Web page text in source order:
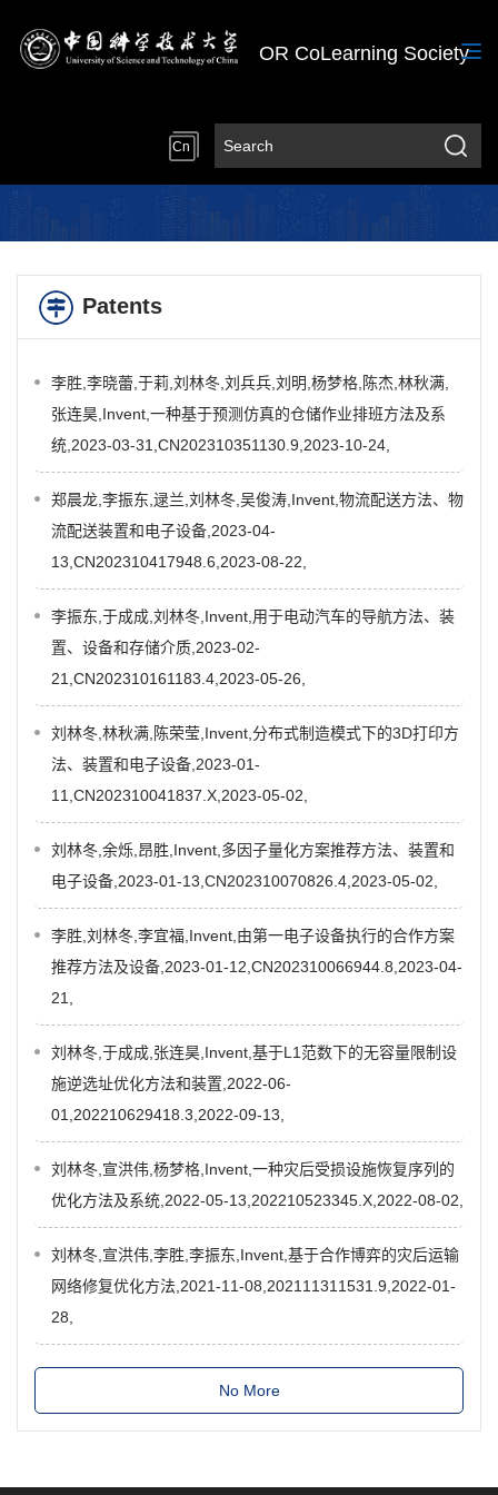
OR CoLearning Society
Cn
Patents
李胜,李晓蕾,于莉,刘林冬,刘兵兵,刘明,杨梦格,陈杰,林秋满,
张连昊,Invent,一种基于预测仿真的仓储作业排班方法及系
统,2023-03-31,CN202310351130.9,2023-10-24,
郑晨龙,李振东,逯兰,刘林冬,吴俊涛,Invent,物流配送方法、物
流配送装置和电子设备,2023-04-
13,CN202310417948.6,2023-08-22,
李振东,于成成,刘林冬,Invent,用于电动汽车的导航方法、装
置、设备和存储介质,2023-02-
21,CN202310161183.4,2023-05-26,
刘林冬,林秋满,陈荣莹,Invent,分布式制造模式下的3D打印方
法、装置和电子设备,2023-01-
11,CN202310041837.X,2023-05-02,
刘林冬,余烁,昂胜,Invent,多因子量化方案推荐方法、装置和
电子设备,2023-01-13,CN202310070826.4,2023-05-02,
李胜,刘林冬,李宜福,Invent,由第一电子设备执行的合作方案
推荐方法及设备,2023-01-12,CN202310066944.8,2023-04-
21,
刘林冬,于成成,张连昊,Invent,基于L1范数下的无容量限制设
施逆选址优化方法和装置,2022-06-
01,202210629418.3,2022-09-13,
刘林冬,宣洪伟,杨梦格,Invent,一种灾后受损设施恢复序列的
优化方法及系统,2022-05-13,202210523345.X,2022-08-02,
刘林冬,宣洪伟,李胜,李振东,Invent,基于合作博弈的灾后运输
网络修复优化方法,2021-11-08,202111311531.9,2022-01-
28,
No More